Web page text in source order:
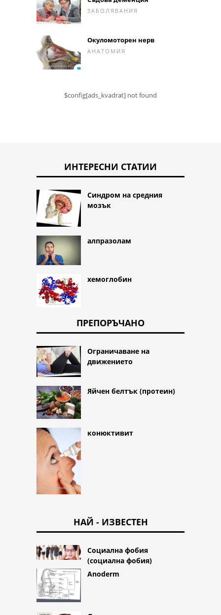
ЗАБОЛЯВАНИЯ
Окуломоторен нерв
АНАТОМИЯ
$config[ads_kvadrat] not found
ИНТЕРЕСНИ СТАТИИ
Синдром на средния
мозък
алпразолам
хемоглобин
ПРЕПОРЪЧАНО
Ограничаване на
движението
Яйчен белтък (протеин)
конюктивит
НАЙ - ИЗВЕСТЕН
Социална фобия
(социална фобия)
Anoderm